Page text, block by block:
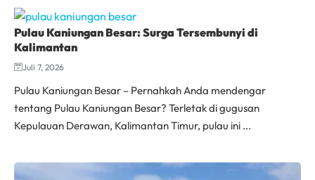
Pulau Kaniungan Besar: Surga Tersembunyi di
Kalimantan
Juli 7, 2026
Pulau Kaniungan Besar – Pernahkah Anda mendengar
tentang Pulau Kaniungan Besar? Terletak di gugusan
Kepulauan Derawan, Kalimantan Timur, pulau ini ...